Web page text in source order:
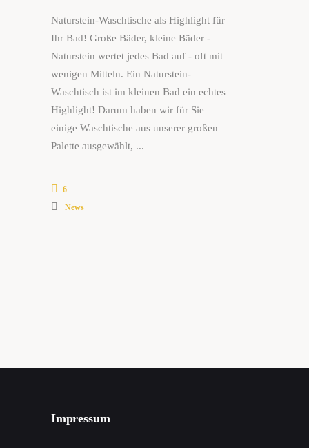
Naturstein-Waschtische als Highlight für
Ihr Bad! Große Bäder, kleine Bäder -
Naturstein wertet jedes Bad auf - oft mit
wenigen Mitteln. Ein Naturstein-
Waschtisch ist im kleinen Bad ein echtes
Highlight! Darum haben wir für Sie
einige Waschtische aus unserer großen
Palette ausgewählt,
6
News
Impressum